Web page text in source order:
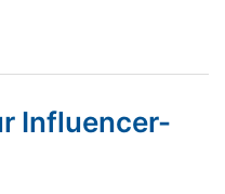
Influencer-